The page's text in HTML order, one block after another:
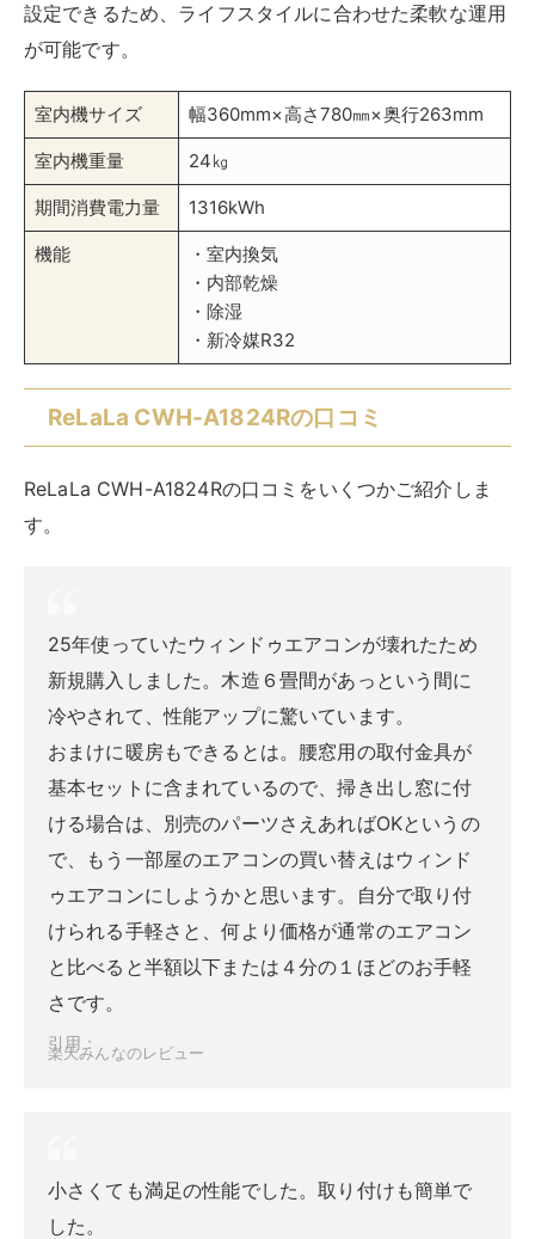
設定できるため、ライフスタイルに合わせた柔軟な運用
が可能です。
室内機サイズ 幅360mm×高さ780㎜×奥行263mm
室内機重量 24㎏
期間消費電力量 1316kWh
機能
・室内換気
・内部乾燥
・除湿
・新冷媒R32
ReLaLa CWH-A1824Rの口コミ
ReLaLa CWH-A1824Rの口コミをいくつかご紹介しま
す。
25年使っていたウィンドゥエアコンが壊れたため
新規購入しました。木造６畳間があっという間に
冷やされて、性能アップに驚いています。
おまけに暖房もできるとは。腰窓用の取付金具が
基本セットに含まれているので、掃き出し窓に付
ける場合は、別売のパーツさえあればOKというの
で、もう一部屋のエアコンの買い替えはウィンド
ゥエアコンにしようかと思います。自分で取り付
けられる手軽さと、何より価格が通常のエアコン
と比べると半額以下または４分の１ほどのお手軽
さです。
引用：
楽天みんなのレビュー
小さくても満足の性能でした。取り付けも簡単で
した。